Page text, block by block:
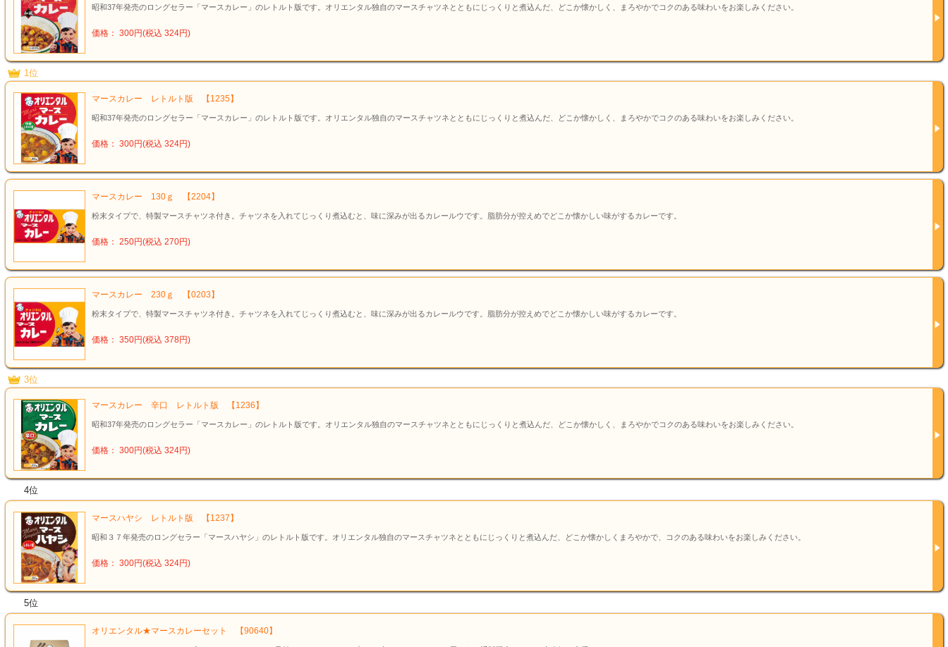
昭和37年発売のロングセラー「マースカレー」のレトルト版です。オリエンタル独自のマースチャツネとともにじっくりと煮込んだ、どこか懐かしく、まろやかでコクのある味わいをお楽しみください。
価格： 300円(税込 324円)
1位
マースカレー レトルト版 【1235】
昭和37年発売のロングセラー「マースカレー」のレトルト版です。オリエンタル独自のマースチャツネとともにじっくりと煮込んだ、どこか懐かしく、まろやかでコクのある味わいをお楽しみください。
価格： 300円(税込 324円)
マースカレー 130ｇ 【2204】
粉末タイプで、特製マースチャツネ付き。チャツネを入れてじっくり煮込むと、味に深みが出るカレールウです。脂肪分が控えめでどこか懐かしい味がするカレーです。
価格： 250円(税込 270円)
マースカレー 230ｇ 【0203】
粉末タイプで、特製マースチャツネ付き。チャツネを入れてじっくり煮込むと、味に深みが出るカレールウです。脂肪分が控えめでどこか懐かしい味がするカレーです。
価格： 350円(税込 378円)
3位
マースカレー 辛口 レトルト版 【1236】
昭和37年発売のロングセラー「マースカレー」のレトルト版です。オリエンタル独自のマースチャツネとともにじっくりと煮込んだ、どこか懐かしく、まろやかでコクのある味わいをお楽しみください。
価格： 300円(税込 324円)
4位
マースハヤシ レトルト版 【1237】
昭和３７年発売のロングセラー「マースハヤシ」のレトルト版です。オリエンタル独自のマースチャツネとともにじっくりと煮込んだ、どこか懐かしくまろやかで、コクのある味わいをお楽しみください。
価格： 300円(税込 324円)
5位
オリエンタル★マースカレーセット 【90640】